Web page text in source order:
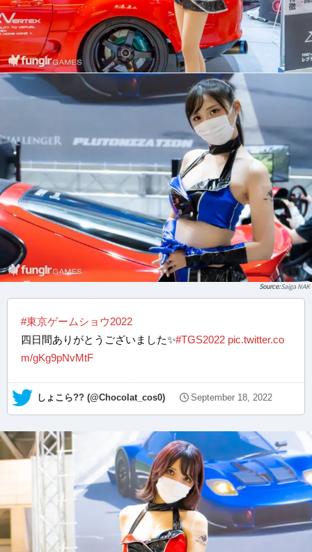
Saiga NAK
#東京ゲームショウ2022
四日間ありがとうございました✨#TGS2022 pic.twitter.co
m/gKg9pNvMtF
— しょこら?? (@Chocolat_cos0) September 18, 2022